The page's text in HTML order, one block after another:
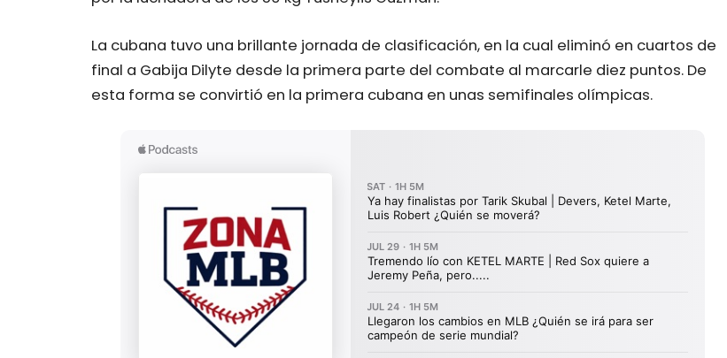
La cubana tuvo una brillante jornada de clasificación, en la cual eliminó en cuartos de
final a Gabija Dilyte desde la primera parte del combate al marcarle diez puntos. De
esta forma se convirtió en la primera cubana en unas semifinales olímpicas.